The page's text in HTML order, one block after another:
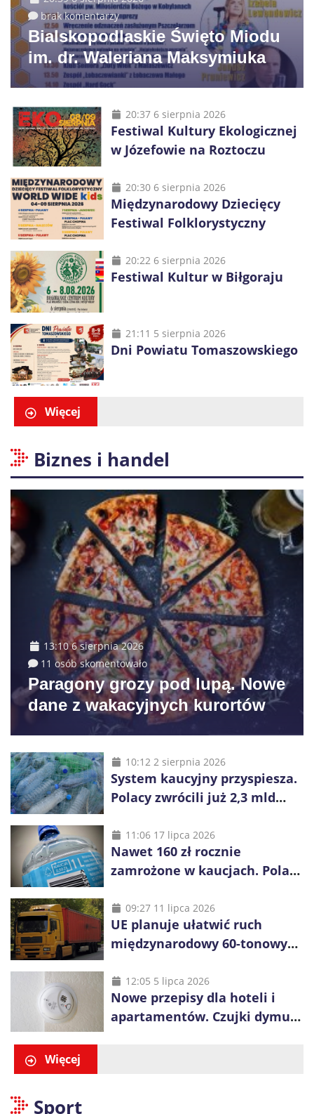
brak komentarzy
Bialskopodlaskie Święto Miodu
im. dr. Waleriana Maksymiuka
20:37 6 sierpnia 2026
Festiwal Kultury Ekologicznej
w Józefowie na Roztoczu
20:30 6 sierpnia 2026
Międzynarodowy Dziecięcy
Festiwal Folklorystyczny
20:22 6 sierpnia 2026
Festiwal Kultur w Biłgoraju
21:11 5 sierpnia 2026
Dni Powiatu Tomaszowskiego
Więcej
Biznes i handel
13:10 6 sierpnia 2026
11 osób skomentowało
Paragony grozy pod lupą. Nowe
dane z wakacyjnych kurortów
10:12 2 sierpnia 2026
System kaucyjny przyspiesza.
Polacy zwrócili już 2,3 mld
11:06 17 lipca 2026
Nawet 160 zł rocznie
zamrożone w kaucjach. Polacy
vouchery
09:27 11 lipca 2026
UE planuje ułatwić ruch
międzynarodowy 60-tonowych
konkurencji
12:05 5 lipca 2026
Nowe przepisy dla hoteli i
apartamentów. Czujki dymu
Więcej
Sport